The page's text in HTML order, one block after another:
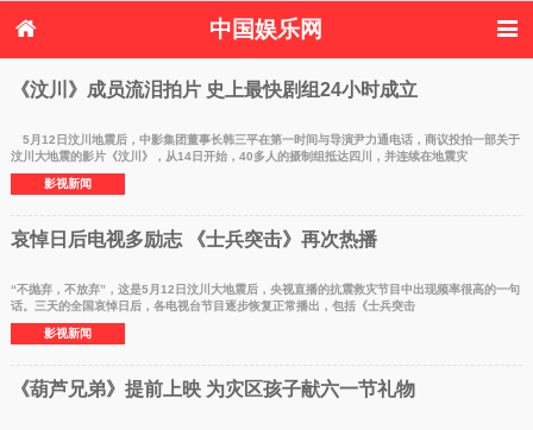
中国娱乐网
首页 新闻 女性
体育花边
音乐新闻 影视新闻
内地明星八卦
港台明星八卦
《汶川》成员流泪拍片 史上最快剧组24小时成立
5月12日汶川地震后，中影集团董事长韩三平在第一时间与导演尹力通电话，商议投拍一部关于
汶川大地震的影片《汶川》，从14日开始，40多人的摄制组抵达四川，并连续在地震灾
影视新闻
哀悼日后电视多励志 《士兵突击》再次热播
“不抛弃，不放弃”，这是5月12日汶川大地震后，央视直播的抗震救灾节目中出现频率很高的一句
话。三天的全国哀悼日后，各电视台节目逐步恢复正常播出，包括《士兵突击
影视新闻
《葫芦兄弟》提前上映 为灾区孩子献六一节礼物